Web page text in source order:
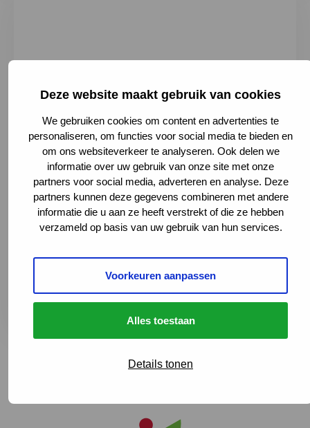
Deze website maakt gebruik van cookies
We gebruiken cookies om content en advertenties te
personaliseren, om functies voor social media te bieden en
om ons websiteverkeer te analyseren. Ook delen we
informatie over uw gebruik van onze site met onze
partners voor social media, adverteren en analyse. Deze
partners kunnen deze gegevens combineren met andere
informatie die u aan ze heeft verstrekt of die ze hebben
verzameld op basis van uw gebruik van hun services.
Voorkeuren aanpassen
Alles toestaan
Details tonen
Heidelberglaan 100, 3584 CX Utrecht,
Netherlands
088 755 15 46
Deze link leidt naar een externe
Plan je routeDeze link leidt naar een externe